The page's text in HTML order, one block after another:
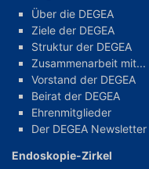
Über die DEGEA
Ziele der DEGEA
Struktur der DEGEA
Zusammenarbeit mit...
Vorstand der DEGEA
Beirat der DEGEA
Ehrenmitglieder
Der DEGEA Newsletter
Endoskopie-Zirkel